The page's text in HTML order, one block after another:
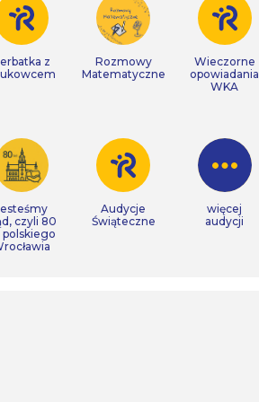
z
Rozmowy
Matematyczne
Wieczorne
opowiadania
WKA
czyli 80
polskiego
Audycje
Świąteczne
więcej
audycji